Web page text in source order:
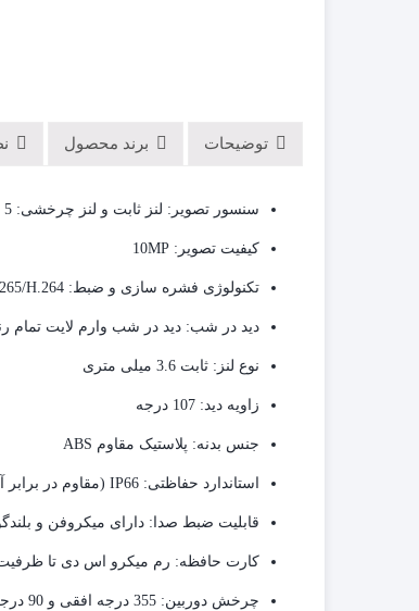
روتر و اکسس پوینت
توضیحات برند محصول
سنسور تصویر: لنز ثابت و لنز چرخشی: 5 مگاپیکسل از نوع CMOS
کیفیت تصویر: 10MP
تکنولوژی فشره سازی و ضبط:
دید در شب: دید در شب وارم لایت تمام
نوع لنز: ثابت 3.6 میلی متری
زاویه دید:
جنس بدنه: پلاستیک مقاوم ABS
استاندارد حفاظتی: IP66 (مقاوم در برابر
قابلیت ضبط صدا: دارای میکروفن و
کارت حافظه: رم میکرو اس دی تا ظرفیت 512
چرخش دوربین: